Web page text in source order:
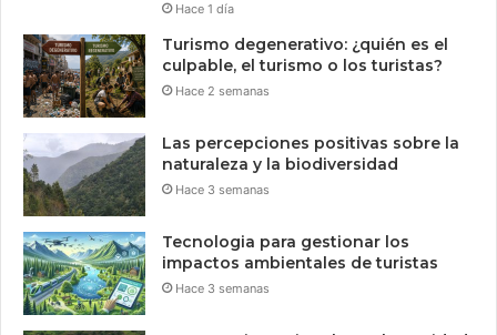
Hace 1 día
Turismo degenerativo: ¿quién es el
culpable, el turismo o los turistas?
Hace 2 semanas
Las percepciones positivas sobre la
naturaleza y la biodiversidad
Hace 3 semanas
Tecnologia para gestionar los
impactos ambientales de turistas
Hace 3 semanas